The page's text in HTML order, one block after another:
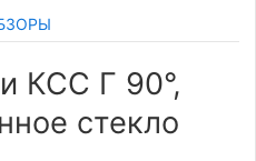
КСС Г 90°,
стекло